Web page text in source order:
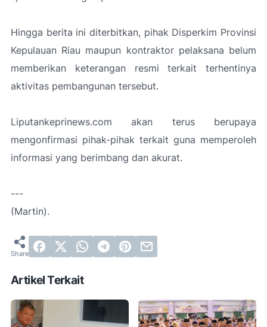
Hingga berita ini diterbitkan, pihak Disperkim Provinsi
Kepulauan Riau maupun kontraktor pelaksana belum
memberikan keterangan resmi terkait terhentinya
aktivitas pembangunan tersebut.
Liputankeprinews.com akan terus berupaya
mengonfirmasi pihak-pihak terkait guna memperoleh
informasi yang berimbang dan akurat.
---
(Martin).
Artikel Terkait